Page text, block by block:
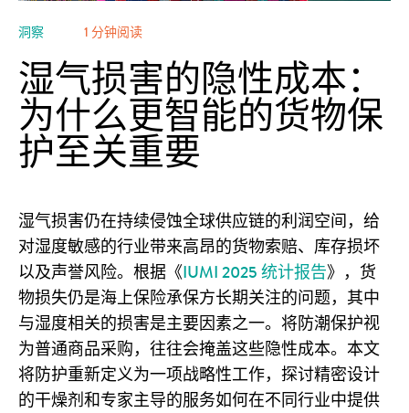
洞察 1 分钟阅读
湿气损害的隐性成本：
为什么更智能的货物保
护至关重要
湿气损害仍在持续侵蚀全球供应链的利润空间，给
对湿度敏感的行业带来高昂的货物索赔、库存损坏
以及声誉风险。根据《IUMI 2025 统计报告》，货
物损失仍是海上保险承保方长期关注的问题，其中
与湿度相关的损害是主要因素之一。将防潮保护视
为普通商品采购，往往会掩盖这些隐性成本。本文
将防护重新定义为一项战略性工作，探讨精密设计
的干燥剂和专家主导的服务如何在不同行业中提供